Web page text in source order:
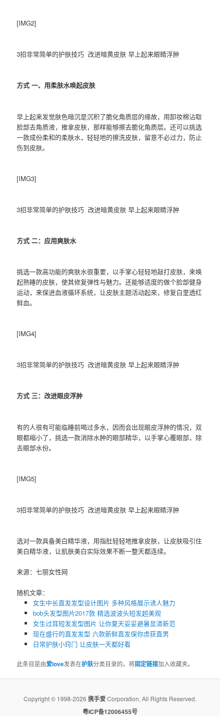
[IMG2]
3招非常简单的护肤技巧 改进暗黄皮肤 早上起来眼睛浮肿
方式 一、用柔肤水唤起皮肤
早上起来发觉肤色暗沉是沉积了脆化角质层的缘故，用卸妆棉沾取
脸部去角质液，推拿皮肤，那样能够擦去脆化角质层。还可以挑选
一款成份柔和的柔肤水，轻轻地的擦洗皮肤，留意不必过力，防止
伤到皮肤。
[IMG3]
3招非常简单的护肤技巧 改进暗黄皮肤 早上起来眼睛浮肿
方式 二：应用爽肤水
挑选一款高功能的爽肤水很重要，以手掌心轻轻地敲打皮肤，来唤
起熟睡的皮肤，使其修复弹性与魅力。还能够适度的做个脸部健身
运动，来保进血液循环系统，让皮肤主题活动起來，修复白里透红
鲜血。
[IMG4]
3招非常简单的护肤技巧 改进暗黄皮肤 早上起来眼睛浮肿
方式 三：改进眼皮浮肿
有的人很有可能临睡前喝过多水，因而会出现眼皮浮肿的情况，双
眼都缩小了，挑选一款消除水肿的眼部精华，以手掌心覆眼部，除
去眼部水份。
[IMG5]
3招非常简单的护肤技巧 改进暗黄皮肤 早上起来眼睛浮肿
选对一款具备美白精华液，用指肚轻轻地推拿皮肤，让皮肤吸引住
美白精华液，让肌肤美白实际效果不断一整天都连续。
来源：七丽女性网
随机文章：
女生中长直发发型设计图片 多种风格展示诱人魅力
bob头发型图片2017款 精选波波头短发超美观
女生过耳短发发型图片 让你夏天妥妥避暑显清新范
现在盛行的直发发型 六款新鲜直发保你虏获直男
日常护肤小窍门 让皮肤一天都好看
此条目是由爱love发表在护肤分类目录的。将固定链接加入收藏夹。
Copyright © 1998-2026 携手爱Corporation, All Rights Reserved.
粤ICP备12006455号